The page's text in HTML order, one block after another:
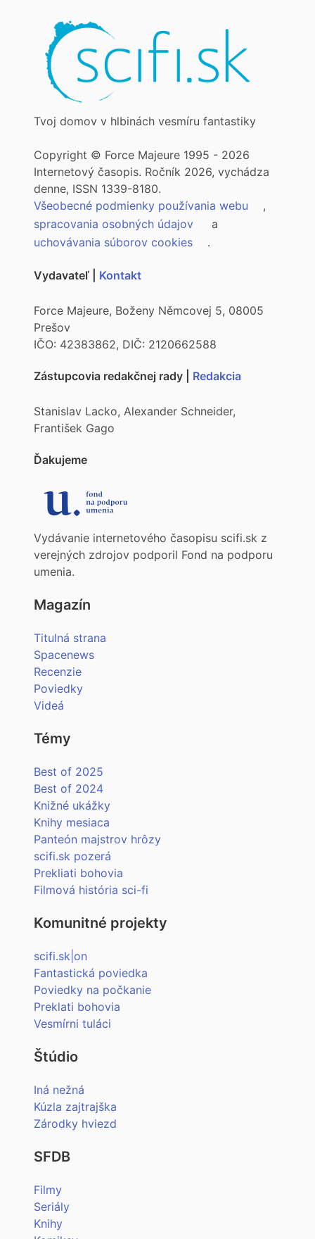
Tvoj domov v hlbinách vesmíru fantastiky
Copyright © Force Majeure 1995 - 2026
Internetový časopis. Ročník 2026, vychádza
denne, ISSN 1339-8180.
Všeobecné podmienky používania webu
,
spracovania osobných údajov
a
uchovávania súborov cookies
.
Vydavateľ | Kontakt
Force Majeure, Boženy Němcovej 5, 08005
Prešov
IČO: 42383862, DIČ: 2120662588
Zástupcovia redakčnej rady | Redakcia
Stanislav Lacko, Alexander Schneider,
František Gago
Ďakujeme
Vydávanie internetového časopisu scifi.sk z
verejných zdrojov podporil Fond na podporu
umenia.
Magazín
Titulná strana
Spacenews
Recenzie
Poviedky
Videá
Témy
Best of 2025
Best of 2024
Knižné ukážky
Knihy mesiaca
Panteón majstrov hrôzy
scifi.sk pozerá
Prekliati bohovia
Filmová história sci-fi
Komunitné projekty
scifi.sk|on
Fantastická poviedka
Poviedky na počkanie
Preklati bohovia
Vesmírni tuláci
Štúdio
Iná nežná
Kúzla zajtrajška
Zárodky hviezd
SFDB
Filmy
Seriály
Knihy